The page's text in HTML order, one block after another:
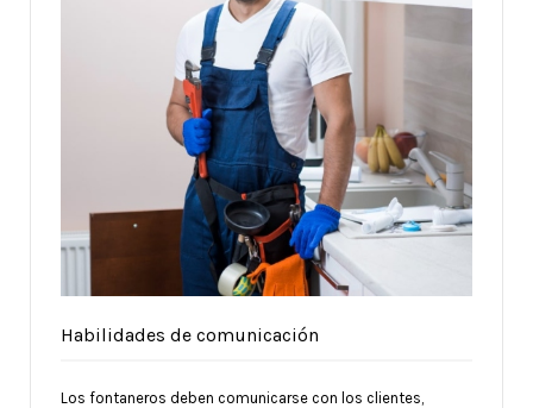
Habilidades de comunicación
Los fontaneros deben comunicarse con los clientes,